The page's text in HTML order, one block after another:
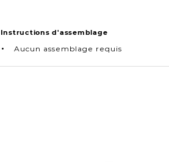
Instructions d'assemblage
Aucun assemblage requis